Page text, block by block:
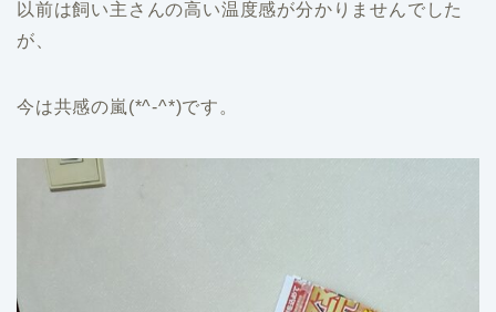
以前は飼い主さんの高い温度感が分かりませんでした
が、
今は共感の嵐(*^-^*)です。